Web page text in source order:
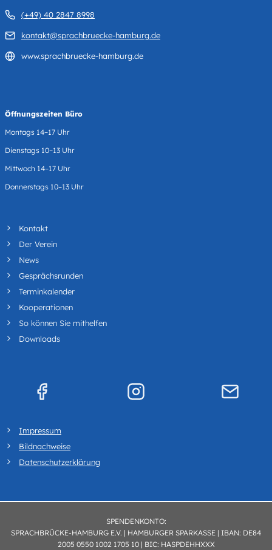
(+49) 40 2847 8998
kontakt@sprachbruecke-hamburg.de
www.sprachbruecke-hamburg.de
Öffnungszeiten Büro
Montags 14–17 Uhr
Dienstags 10–13 Uhr
Mittwoch 14–17 Uhr
Donnerstags 10–13 Uhr
Kontakt
Der Verein
News
Gesprächsrunden
Terminkalender
Kooperationen
So können Sie mithelfen
Downloads
Impressum
Bildnachweise
Datenschutzerklärung
SPENDENKONTO:
SPRACHBRÜCKE-HAMBURG E.V. | HAMBURGER SPARKASSE | IBAN: DE84
2005 0550 1002 1705 10 | BIC: HASPDEHHXXX